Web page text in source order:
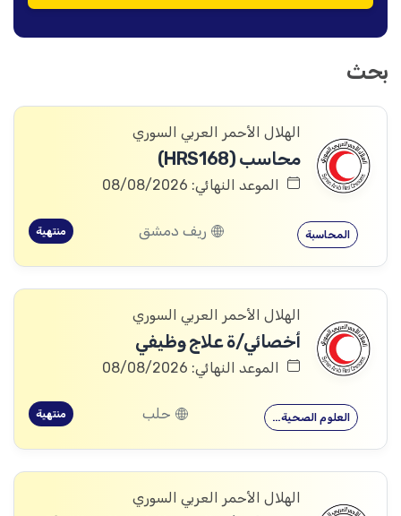
بحث
الهلال الأحمر العربي السوري
محاسب (HRS168)
الموعد النهائي: 08/08/2026
المحاسبة ريف دمشق منتهية
الهلال الأحمر العربي السوري
أخصائي/ة علاج وظيفي
الموعد النهائي: 08/08/2026
العلوم الصحية… حلب منتهية
الهلال الأحمر العربي السوري